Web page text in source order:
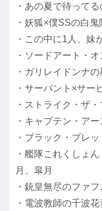
・あの夏で待って
・妖狐×僕SSの白
・この中に1人、妹
・ソードアート・
・ガリレイドンナ
・サーバント×サー
・ストライク・ザ
・キャプテン・ア
・ブラック・ブレ
・艦隊これくしょ
月、皐月
・銃皇無尽のファ
・電波教師の千波花